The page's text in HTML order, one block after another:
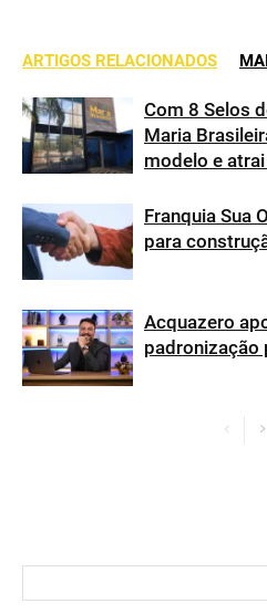
ARTIGOS RELACIONADOS
Com 8 Selos
Maria
modelo e
Franquia Sua
para
Acquazero
padronização